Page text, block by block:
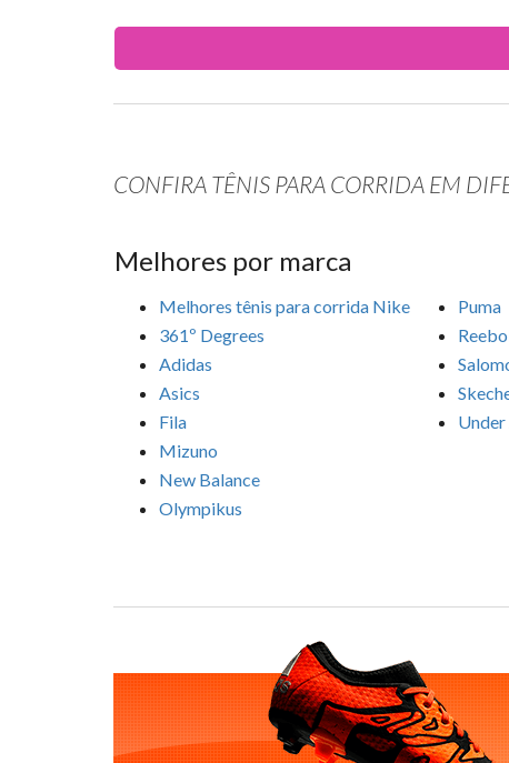
CONFIRA TÊNIS PARA CORRIDA EM
Melhores por marca
Melhores tênis para corrida Nike
361º Degrees
Adidas
Asics
Fila
Mizuno
New Balance
Olympikus
Puma